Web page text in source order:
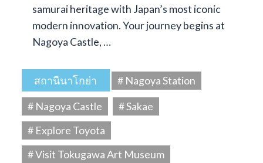
samurai heritage with Japan’s most iconic
modern innovation. Your journey begins at
Nagoya Castle, …
สถานีนาโกย่า
# Nagoya Station
# Nagoya Castle
# Sakae
# Explore Toyota
# Visit Tokugawa Art Museum